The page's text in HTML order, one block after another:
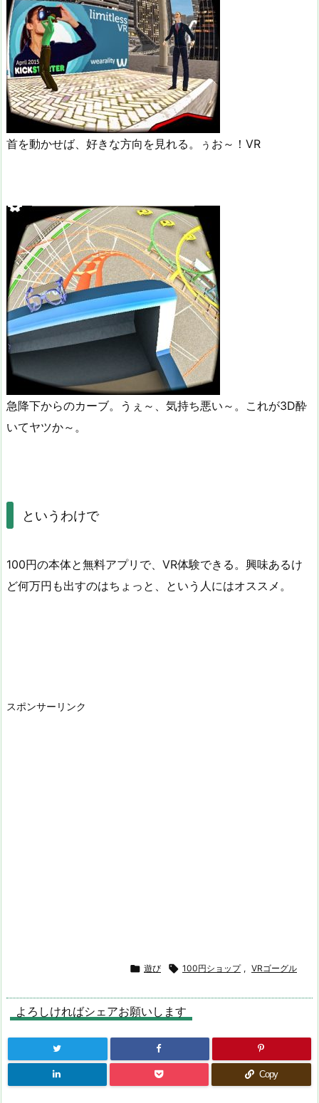
首を動かせば、好きな方向を見れる。ぅお～！VR
急降下からのカーブ。うぇ～、気持ち悪い～。これが3D酔
いてヤツか～。
というわけで
100円の本体と無料アプリで、VR体験できる。興味あるけ
ど何万円も出すのはちょっと、という人にはオススメ。
スポンサーリンク
 遊び  100円ショップ , VRゴーグル
よろしければシェアお願いします
Copy